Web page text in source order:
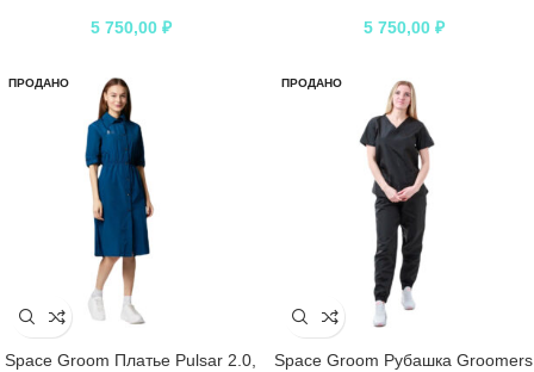
5 750,00 ₽ 5 750,00 ₽
ПРОДАНО
Space Groom Платье Pulsar 2.0,
ПРОДАНО
Space Groom Рубашка Groomers